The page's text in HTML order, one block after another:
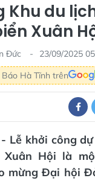
Khu du
Xuân
Đức
23/09/2025
Hà Tĩnh trên
Lễ khởi công
Hội là
mừng Đại hội